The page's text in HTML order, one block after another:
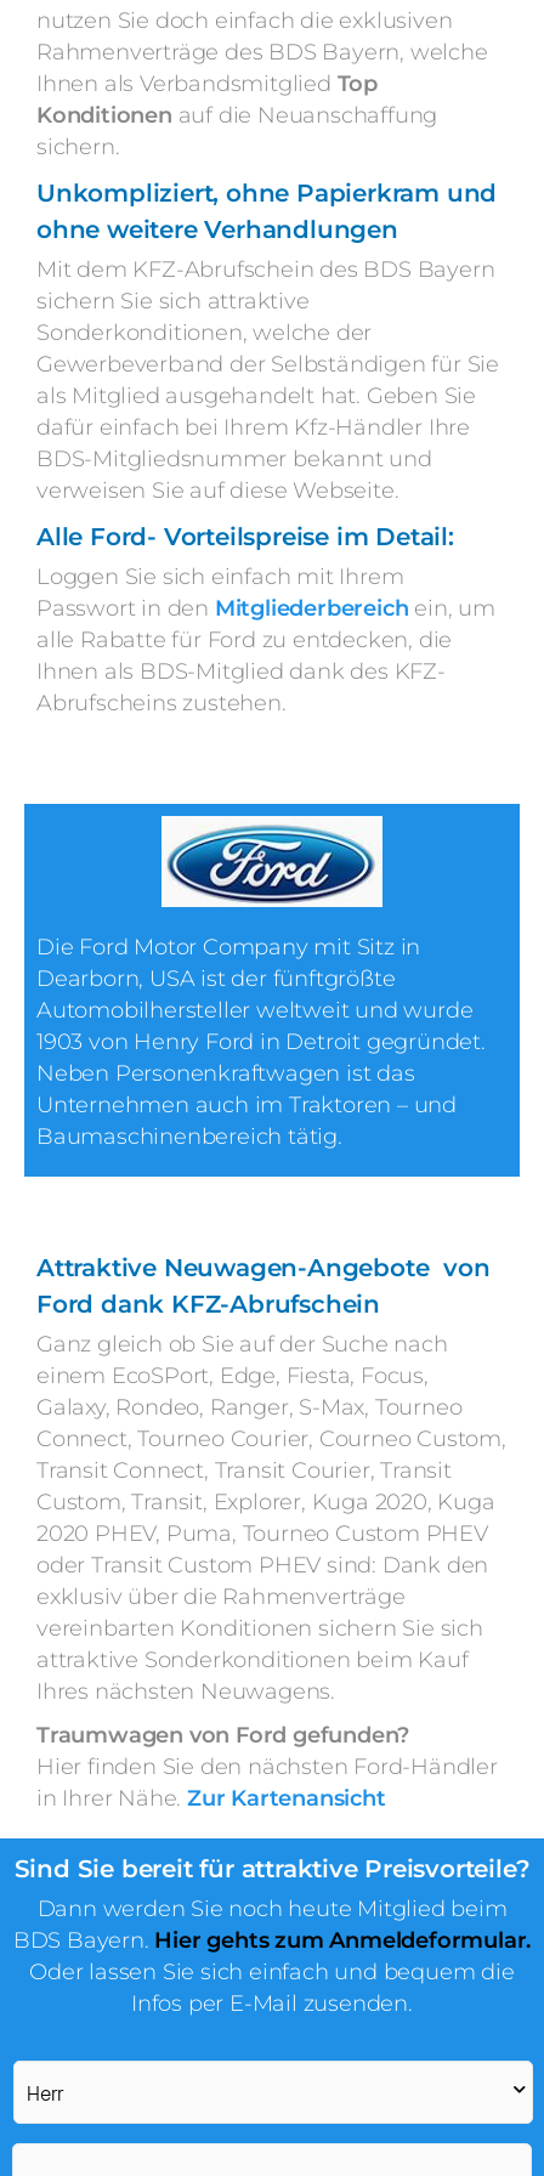
nutzen Sie doch einfach die exklusiven
Rahmenverträge des BDS Bayern, welche
Ihnen als Verbandsmitglied Top
Konditionen auf die Neuanschaffung
sichern.
Unkompliziert, ohne Papierkram und
ohne weitere Verhandlungen
Mit dem KFZ-Abrufschein des BDS Bayern
sichern Sie sich attraktive
Sonderkonditionen, welche der
Gewerbeverband der Selbständigen für Sie
als Mitglied ausgehandelt hat. Geben Sie
dafür einfach bei Ihrem Kfz-Händler Ihre
BDS-Mitgliedsnummer bekannt und
verweisen Sie auf diese Webseite.
Alle Ford- Vorteilspreise im Detail:
Loggen Sie sich einfach mit Ihrem
Passwort in den Mitgliederbereich ein, um
alle Rabatte für Ford zu entdecken, die
Ihnen als BDS-Mitglied dank des KFZ-
Abrufscheins zustehen.
Die Ford Motor Company mit Sitz in
Dearborn, USA ist der fünftgrößte
Automobilhersteller weltweit und wurde
1903 von Henry Ford in Detroit gegründet.
Neben Personenkraftwagen ist das
Unternehmen auch im Traktoren – und
Baumaschinenbereich tätig.
Attraktive Neuwagen-Angebote von
Ford dank KFZ-Abrufschein
Ganz gleich ob Sie auf der Suche nach
einem EcoSPort, Edge, Fiesta, Focus,
Galaxy, Rondeo, Ranger, S-Max, Tourneo
Connect, Tourneo Courier, Courneo Custom,
Transit Connect, Transit Courier, Transit
Custom, Transit, Explorer, Kuga 2020, Kuga
2020 PHEV, Puma, Tourneo Custom PHEV
oder Transit Custom PHEV sind: Dank den
exklusiv über die Rahmenverträge
vereinbarten Konditionen sichern Sie sich
attraktive Sonderkonditionen beim Kauf
Ihres nächsten Neuwagens.
Traumwagen von Ford gefunden?
Hier finden Sie den nächsten Ford-Händler
in Ihrer Nähe.Zur Kartenansicht
Sind Sie bereit für attraktive Preisvorteile?
Dann werden Sie noch heute Mitglied beim
BDS Bayern. Hier gehts zum Anmeldeformular.
Oder lassen Sie sich einfach und bequem die
Infos per E-Mail zusenden.
Nachname
E-
Mail
Adresse